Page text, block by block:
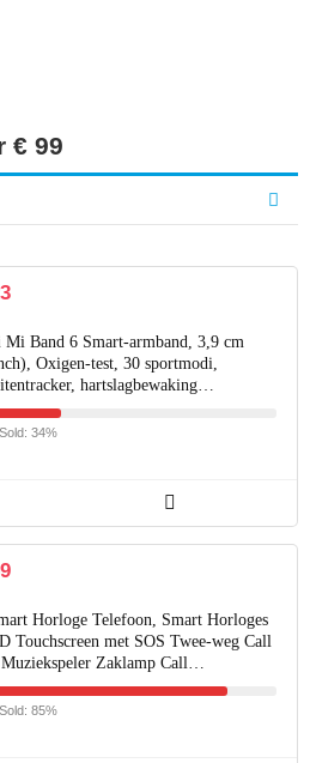
€ 99
Mi Band 6 Smart-armband, 3,9 cm
Oxigen-test, 30 sportmodi,
hartslagbewaking…
34%
Horloge Telefoon, Smart Horloges
Touchscreen met SOS Twee-weg Call
Muziekspeler Zaklamp Call…
85%